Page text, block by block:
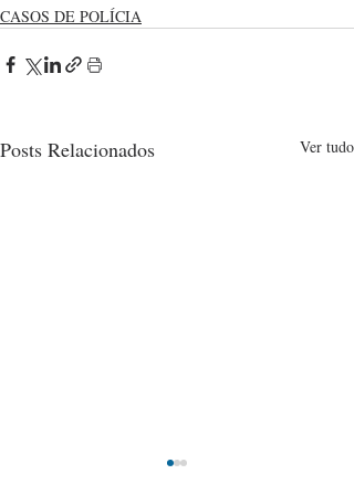
CASOS DE POLÍCIA
Posts Relacionados Ver tudo